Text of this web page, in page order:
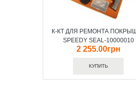
К-КТ ДЛЯ РЕМОНТА
SPEEDY SEAL-10000010
2 255.00грн